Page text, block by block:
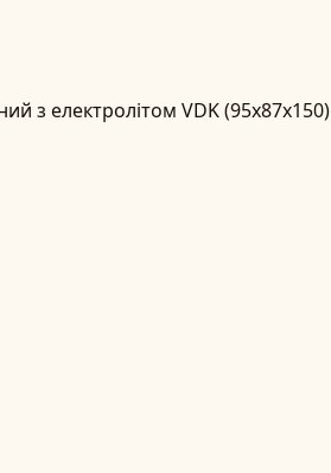
з електролітом VDK (95x87x150)